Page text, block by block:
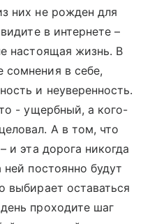
них не рожден для
в интернете –
настоящая жизнь. В
в себе,
и неуверенность.
- ущербный, а кого-
А в том, что
и эта дорога никогда
постоянно будут
выбирает оставаться
проходите шаг